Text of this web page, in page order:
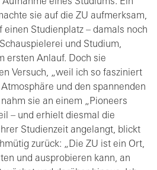
eines Studiums. Ein
sie auf die ZU aufmerksam,
einen Studienplatz – damals noch
und Studium,
ersten Anlauf. Doch sie
Versuch, „weil ich so fasziniert
und den spannenden
sie an einem „Pioneers
– und erhielt diesmal die
Studienzeit angelangt, blickt
zurück: „Die ZU ist ein Ort,
und ausprobieren kann, an